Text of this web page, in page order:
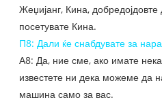
Жеџијанг, Кина,
посетувате Кина.
П8: Дали ќе снабдувате за
А8: Да, ние сме, ако имате
известете ни дека можеме да
машина само за вас.